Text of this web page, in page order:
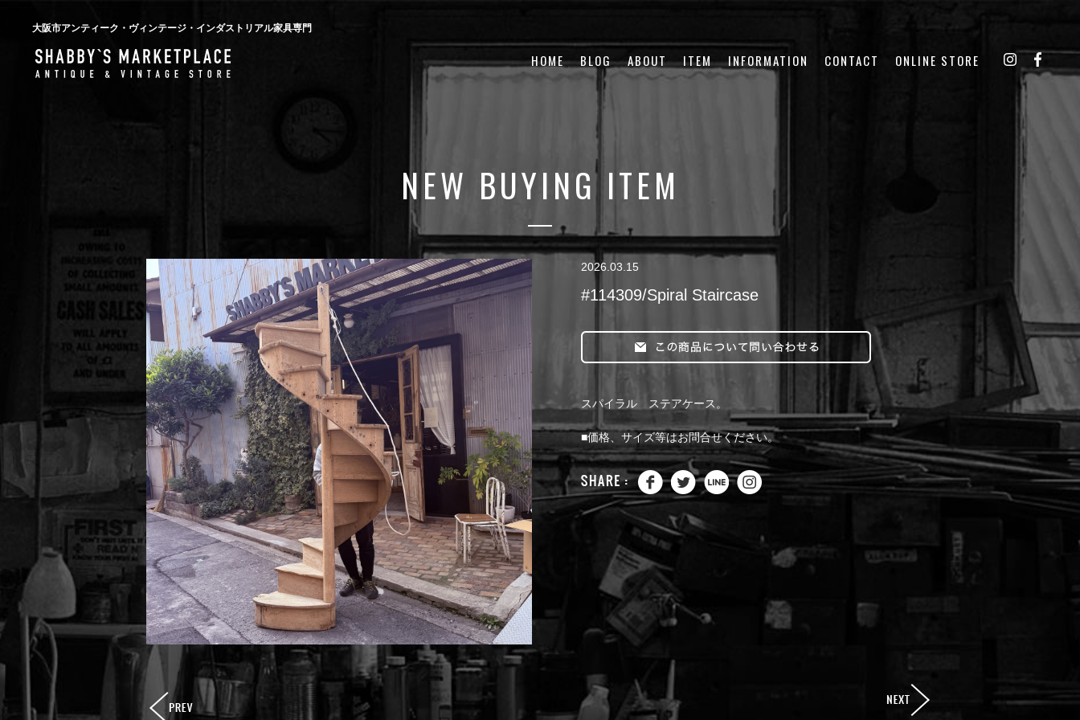
大阪市アンティーク・ヴィンテージ・インダストリアル家具専門
HOME BLOG ABOUT ITEM INFORMATION CONTACT ONLINE STORE
NEW BUYING ITEM
2026.03.15
#114309/Spiral Staircase
スパイラル ステアケース。
■価格、サイズ等はお問合せください。